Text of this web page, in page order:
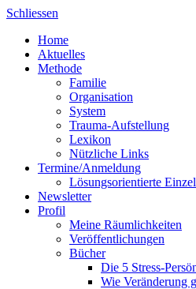
Skip
content
Schliessen
Home
Aktuelles
Methode
Familie
Organisation
System
Trauma-Aufstellung
Lexikon
Nützliche Links
Termine/Anmeldung
Lösungsorientierte
Newsletter
Profil
Meine Räumlichkeiten
Veröffentlichungen
Bücher
Die 5 Stress-
Wie Veränderung